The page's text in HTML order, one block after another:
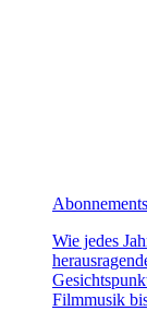
Abonnements
Wie jedes
Filmmusik